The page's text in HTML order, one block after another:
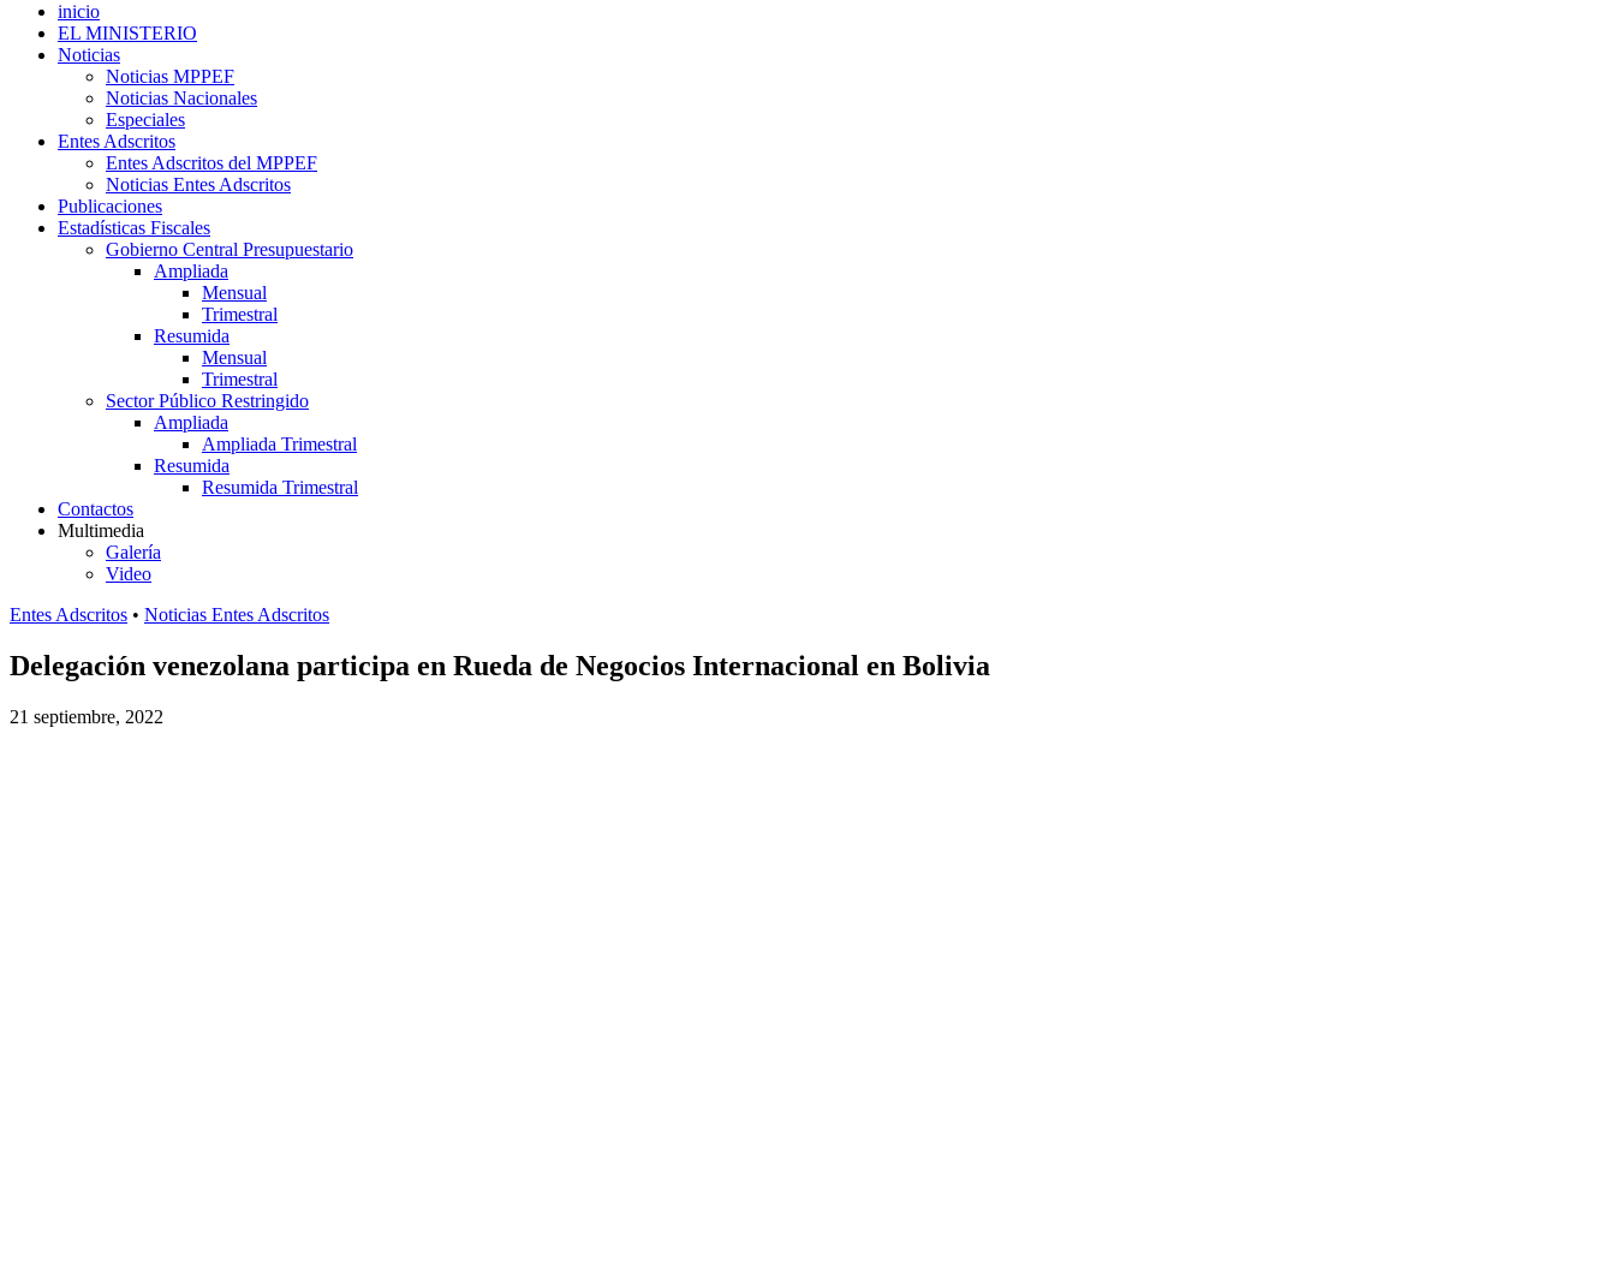
inicio
EL MINISTERIO
Noticias
Noticias MPPEF
Noticias Nacionales
Especiales
Entes Adscritos
Entes Adscritos del MPPEF
Noticias Entes Adscritos
Publicaciones
Estadísticas Fiscales
Gobierno Central Presupuestario
Ampliada
Mensual
Trimestral
Resumida
Mensual
Trimestral
Sector Público Restringido
Ampliada
Ampliada Trimestral
Resumida
Resumida Trimestral
Contactos
Multimedia
Galería
Video
Entes Adscritos • Noticias Entes Adscritos
Delegación venezolana participa en Rueda de Negocios Internacional en Bolivia
21 septiembre, 2022